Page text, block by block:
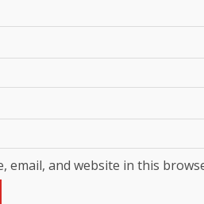
email, and website in this